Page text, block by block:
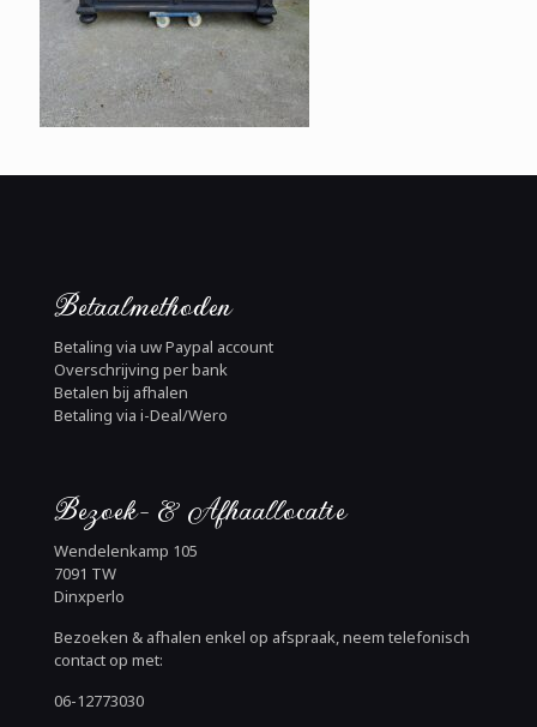
Betaalmethoden
Betaling via uw Paypal account
Overschrijving per bank
Betalen bij afhalen
Betaling via i-Deal/Wero
Bezoek- & Afhaallocatie
Wendelenkamp 105
7091 TW
Dinxperlo
Bezoeken & afhalen enkel op afspraak, neem telefonisch
contact op met:
06-12773030